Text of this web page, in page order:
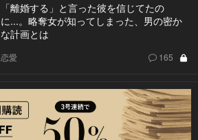
「離婚する」と言った彼を信じてたの
に...。略奪女が知ってしまった、男の密か
な計画とは
恋愛 165